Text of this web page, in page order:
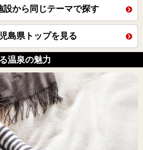
設から同じテーマで探す
島県トップを見る
温泉の魅力